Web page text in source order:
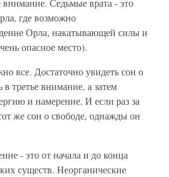
Седьмые врата - это
где возможно
Орла, накатывающей силы и
опасное место).
все. Достаточно увидеть сон о
третье внимание, а затем
и намерение. И если раз за
же сон о свободе, однажды он
- это от начала и до конца
существ. Неорганические